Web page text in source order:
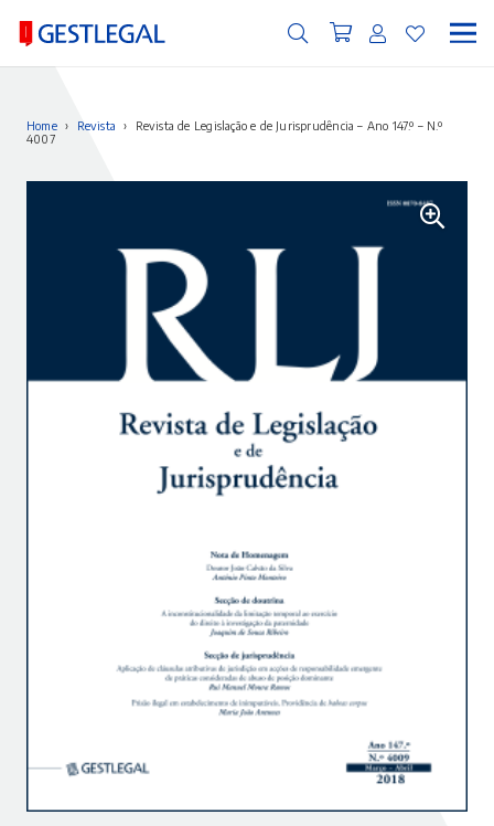
Home › Revista ›
Revista de Legislação e de Jurisprudência – Ano 147.º – N.º
4007